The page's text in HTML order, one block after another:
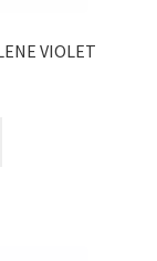
VIOLET